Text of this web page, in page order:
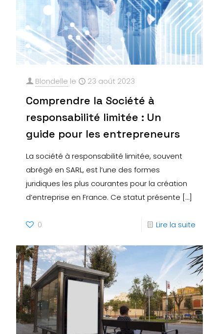
Blondelle le 23 août 2023
Comprendre la Société à
responsabilité limitée : Un
guide pour les entrepreneurs
La société à responsabilité limitée, souvent
abrégé en SARL, est l’une des formes
juridiques les plus courantes pour la création
d’entreprise en France. Ce statut présente […]
0 Lire la suite